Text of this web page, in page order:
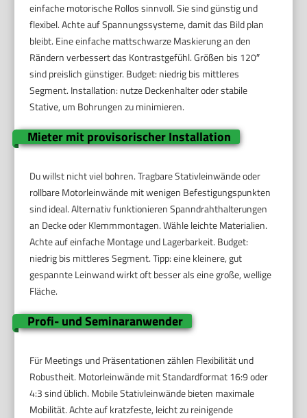
einfache motorische Rollos sinnvoll. Sie sind günstig und
flexibel. Achte auf Spannungssysteme, damit das Bild plan
bleibt. Eine einfache mattschwarze Maskierung an den
Rändern verbessert das Kontrastgefühl. Größen bis 120″
sind preislich günstiger. Budget: niedrig bis mittleres
Segment. Installation: nutze Deckenhalter oder stabile
Stative, um Bohrungen zu minimieren.
Mieter mit provisorischer Installation
Du willst nicht viel bohren. Tragbare Stativleinwände oder
rollbare Motorleinwände mit wenigen Befestigungspunkten
sind ideal. Alternativ funktionieren Spanndrahthalterungen
an Decke oder Klemmmontagen. Wähle leichte Materialien.
Achte auf einfache Montage und Lagerbarkeit. Budget:
niedrig bis mittleres Segment. Tipp: eine kleinere, gut
gespannte Leinwand wirkt oft besser als eine große, wellige
Fläche.
Profi- und Seminaranwender
Für Meetings und Präsentationen zählen Flexibilität und
Robustheit. Motorleinwände mit Standardformat 16:9 oder
4:3 sind üblich. Mobile Stativleinwände bieten maximale
Mobilität. Achte auf kratzfeste, leicht zu reinigende